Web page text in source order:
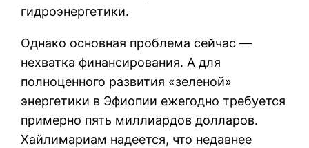
гидроэнергетики.
Однако основная проблема сейчас —
нехватка финансирования. А для
полноценного развития «зеленой»
энергетики в Эфиопии ежегодно требуется
примерно пять миллиардов долларов.
Хайлимариам надеется, что недавнее